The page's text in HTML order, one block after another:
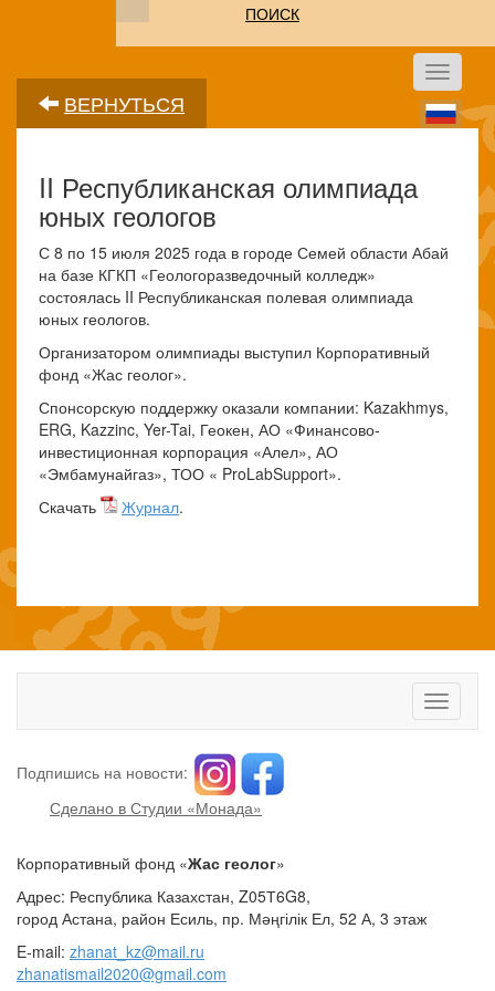
Toggle
ПОИСК
ВЕРНУТЬСЯ
II Республиканская олимпиада
юных геологов
С 8 по 15 июля 2025 года в городе Семей области Абай
на базе КГКП «Геологоразведочный колледж»
состоялась II Республиканская полевая олимпиада
юных геологов.
Организатором олимпиады выступил Корпоративный
фонд «Жас геолог».
Спонсорскую поддержку оказали компании: Kazakhmys,
ERG, Kazzinc, Yer-Tai, Геокен, АО «Финансово-
инвестиционная корпорация «Алел», АО
«Эмбамунайгаз», ТОО « ProLabSupport».
Скачать
Журнал.
Toggle
Подпишись на новости:
Сделано в Студии «Монада»
Корпоративный фонд «Жас геолог»
Адрес: Республика Казахстан, Z05Т6G8,
город Астана, район Есиль, пр. Мәңгілік Ел, 52 А, 3 этаж
E-mail: zhanat_kz@mail.ru
zhanatismail2020@gmail.com